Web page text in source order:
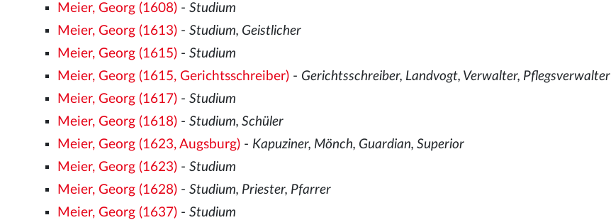
Meier, Georg (1608) -Studium
Meier, Georg (1613) -Studium, Geistlicher
Meier, Georg (1615) -Studium
Meier, Georg (1615, Gerichtsschreiber) - Gerichtsschreiber, Landvogt, Verwalter, Pflegsverwalter
Meier, Georg (1617) -Studium
Meier, Georg (1618) -Studium, Schüler
Meier, Georg (1623, Augsburg) - Kapuziner, Mönch, Guardian, Superior
Meier, Georg (1623) -Studium
Meier, Georg (1628) -Studium, Priester, Pfarrer
Meier, Georg (1637) -Studium